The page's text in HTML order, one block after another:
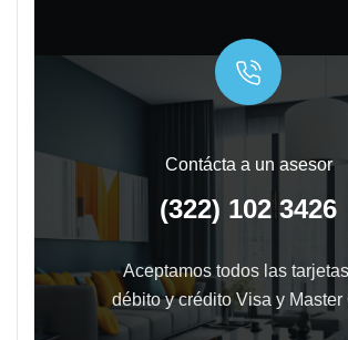
Contácta a un asesor
(322) 102 3426
Aceptamos todos las
débito y crédito Visa y Master